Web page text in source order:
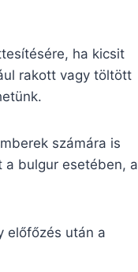
ha kicsit
rakott vagy töltött
számára is
a bulgur esetében, a
előfőzés után a